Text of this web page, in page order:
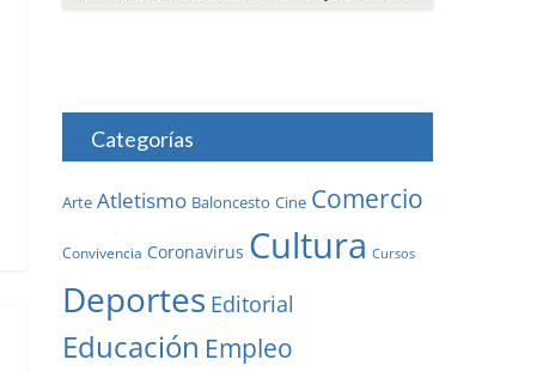
Categorías
Arte Atletismo Baloncesto Cine Comercio
Convivencia Coronavirus Cultura Cursos
Deportes Editorial
Educación Empleo